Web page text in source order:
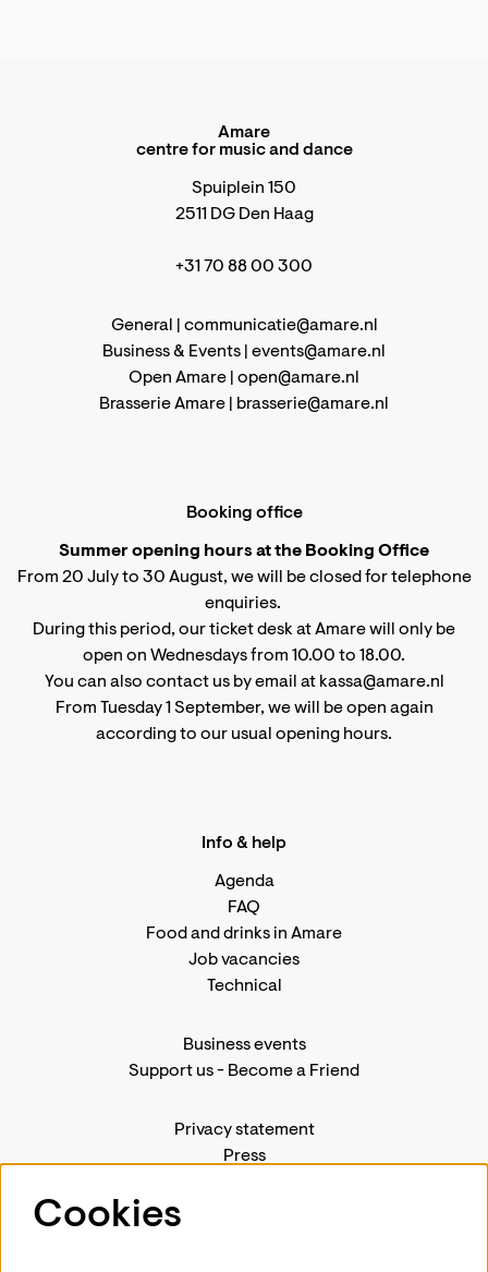
Amare
centre for music and dance
Spuiplein 150
2511 DG Den Haag
+31 70 88 00 300
General | communicatie@amare.nl
Business & Events | events@amare.nl
Open Amare | open@amare.nl
Brasserie Amare |
brasserie@amare.nl
Booking office
Summer opening hours at the Booking Office
From 20 July to 30 August, we will be closed for telephone
enquiries.
During this period, our ticket desk at Amare will only be
open on Wednesdays from 10.00 to 18.00.
You can also contact us by email at kassa@amare.nl
From Tuesday 1 September, we will be open again
according to our usual opening hours.
Info & help
Agenda
FAQ
Food and drinks in Amare
Job vacancies
Technical
Business events
Support us- Become a Friend
Privacy statement
Press
Cookies